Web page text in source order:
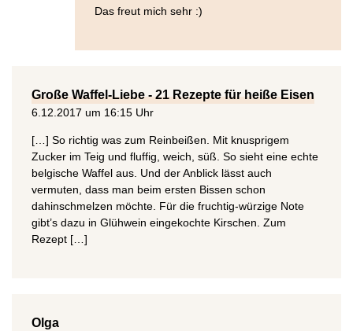
Das freut mich sehr :)
Große Waffel-Liebe - 21 Rezepte für heiße Eisen
6.12.2017 um 16:15 Uhr
[…] So richtig was zum Reinbeißen. Mit knusprigem
Zucker im Teig und fluffig, weich, süß. So sieht eine echte
belgische Waffel aus. Und der Anblick lässt auch
vermuten, dass man beim ersten Bissen schon
dahinschmelzen möchte. Für die fruchtig-würzige Note
gibt’s dazu in Glühwein eingekochte Kirschen. Zum
Rezept […]
Olga